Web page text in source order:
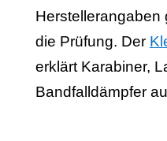
Herstellerangaben
die Prüfung. Der
erklärt Karabiner,
Bandfalldämpfer